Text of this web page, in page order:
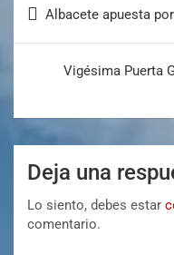
Albacete apuesta
Vigésima Puerta
Deja una
Lo siento, debes estar
comentario.